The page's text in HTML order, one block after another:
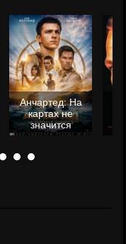
Анчартед: На
картах не
значится